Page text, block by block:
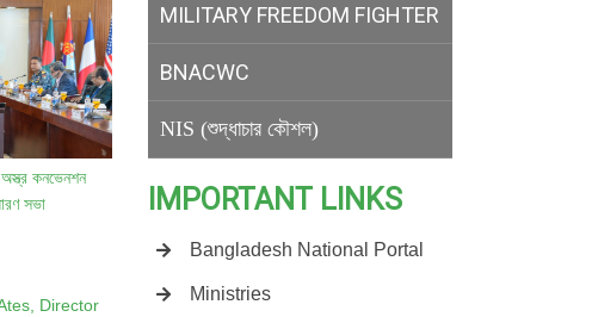
অস্ত্র কনভেনশন
সভা
Director
MILITARY FREEDOM FIGHTER
BNACWC
NIS (শুদ্ধাচার কৌশল)
IMPORTANT LINKS
Bangladesh National Portal
Ministries